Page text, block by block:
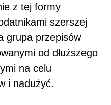
z tej formy
szerszej
grupa przepisów
od dłuższego
na celu
i nadużyć.